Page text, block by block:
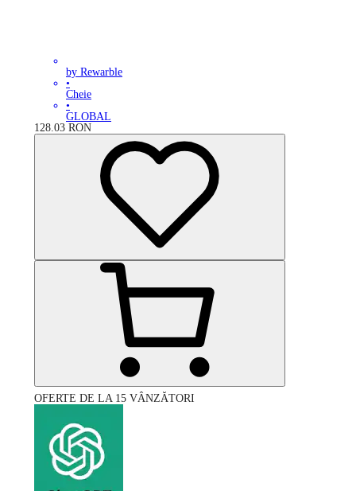
by Rewarble
•
Cheie
•
GLOBAL
128.03 RON
OFERTE DE LA 15 VÂNZĂTORI